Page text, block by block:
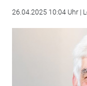
26.04.2025 10:04 Uhr |